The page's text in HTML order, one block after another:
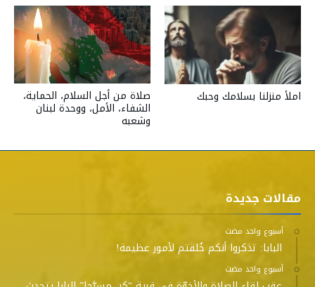
صلاة من أجل السلام، الحماية،
الشفاء، الأمل، ووحدة لبنان
وشعبه
املأ منزلنا بسلامك وحبك
مقالات جديدة
‫‫‫‏‫أسبوع واحد مضت‬
البابا: تذكروا أنكم خُلقتم لأمور عظيمة!
‫‫‫‏‫أسبوع واحد مضت‬